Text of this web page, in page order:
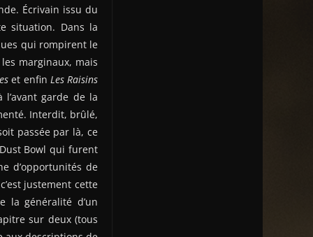
Écrivain issu du
situation. Dans la
qui rompirent le
marginaux, mais
et enfin Les Raisins
garde de la
Interdit, brûlé,
passée par là, ce
Bowl qui furent
d’opportunités de
justement cette
la généralité d’un
sur deux (tous